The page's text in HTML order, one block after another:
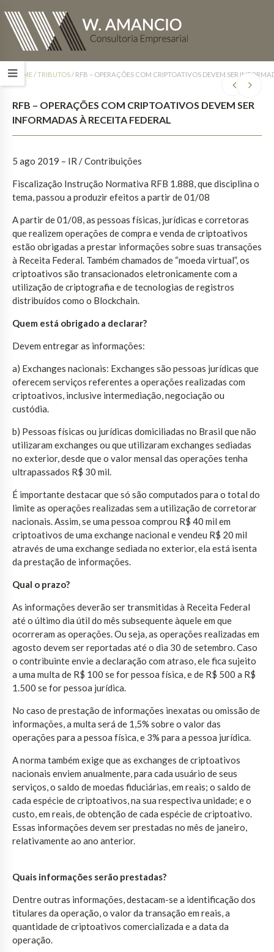
HOME/TRIBUTOS/ RFB – OPERAÇÕES COM CRIPTOATIVOS DEVEM SER
RFB – OPERAÇÕES COM CRIPTOATIVOS DEVEM SER
INFORMADAS À RECEITA FEDERAL
5 ago 2019 – IR / Contribuições
Fiscalização Instrução Normativa RFB 1.888, que disciplina o
tema, passou a produzir efeitos a partir de 01/08
A partir de 01/08, as pessoas físicas, jurídicas e corretoras
que realizem operações de compra e venda de criptoativos
estão obrigadas a prestar informações sobre suas transações
à Receita Federal. Também chamados de “moeda virtual”, os
criptoativos são transacionados eletronicamente com a
utilização de criptografia e de tecnologias de registros
distribuídos como o Blockchain.
Quem está obrigado a declarar?
Devem entregar as informações:
a) Exchanges nacionais: Exchanges são pessoas jurídicas que
oferecem serviços referentes a operações realizadas com
criptoativos, inclusive intermediação, negociação ou
custódia.
b) Pessoas físicas ou jurídicas domiciliadas no Brasil que não
utilizaram exchanges ou que utilizaram exchanges sediadas
no exterior, desde que o valor mensal das operações tenha
ultrapassados R$ 30 mil.
É importante destacar que só são computados para o total do
limite as operações realizadas sem a utilização de corretorar
nacionais. Assim, se uma pessoa comprou R$ 40 mil em
criptoativos de uma exchange nacional e vendeu R$ 20 mil
através de uma exchange sediada no exterior, ela está isenta
da prestação de informações.
Qual o prazo?
As informações deverão ser transmitidas à Receita Federal
até o último dia útil do mês subsequente àquele em que
ocorreram as operações. Ou seja, as operações realizadas em
agosto devem ser reportadas até o dia 30 de setembro. Caso
o contribuinte envie a declaração com atraso, ele fica sujeito
a uma multa de R$ 100 se for pessoa física, e de R$ 500 a R$
1.500 se for pessoa jurídica.
No caso de prestação de informações inexatas ou omissão de
informações, a multa será de 1,5% sobre o valor das
operações para a pessoa física, e 3% para a pessoa jurídica.
A norma também exige que as exchanges de criptoativos
nacionais enviem anualmente, para cada usuário de seus
serviços, o saldo de moedas fiduciárias, em reais; o saldo de
cada espécie de criptoativos, na sua respectiva unidade; e o
custo, em reais, de obtenção de cada espécie de criptoativo.
Essas informações devem ser prestadas no mês de janeiro,
relativamente ao ano anterior.
Quais informações serão prestadas?
Dentre outras informações, destacam-se a identificação dos
titulares da operação, o valor da transação em reais, a
quantidade de criptoativos comercializada e a data da
operação.